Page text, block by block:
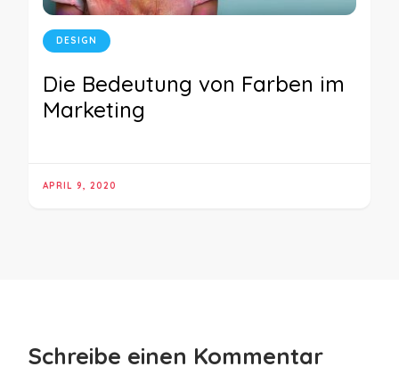
DESIGN
Die Bedeutung von Farben im
Marketing
APRIL 9, 2020
Schreibe einen Kommentar